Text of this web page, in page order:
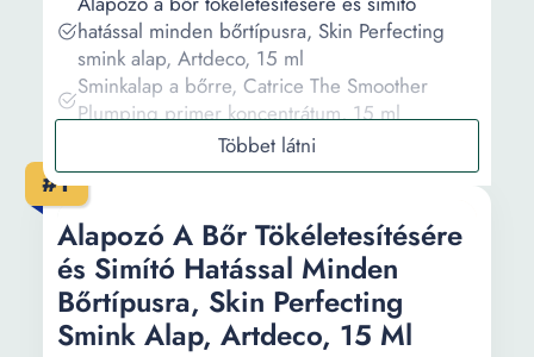
#1
Alapozó A Bőr Tökéletesítésére
és Simító Hatással Minden
Bőrtípusra, Skin Perfecting
Smink Alap, Artdeco, 15 Ml
hatással minden bőrtípusra, Skin Perfecting
smink alap, Artdeco, 15 ml
Sminkalap a bőrre, Catrice The Smoother
Plumping primer koncentrátum, 15 ml
Akne elleni alapozó a bőrre e.l.f. Cosmetics
Akne Fighting Putty Primer, 21g
Sminkalap, Melkior, Illuminátorok,
Száraz/kombinált/érett bőrre, 30 SPF, 15 ml
Alapozó lifting hatással, Ideal Lift, Revers, érett
bőrre, 16h, UV szűrő, 30ml, sz. 12
Információ